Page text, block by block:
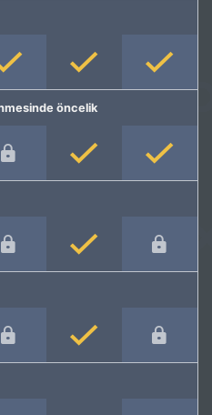
öncelik